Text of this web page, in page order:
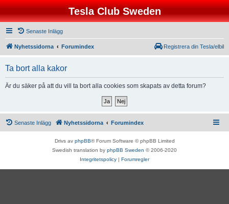
Tesla Club Sweden
Senaste Inlägg
Nyhetssidorna Forumindex Registrera din Tesla/elbil
Ta bort alla kakor
Är du säker på att du vill ta bort alla cookies som skapats av detta forum?
Senaste Inlägg Nyhetssidorna Forumindex
Drivs av phpBB® Forum Software © phpBB Limited
Swedish translation by phpBB Sweden © 2006-2020
Integritetspolicy | Forumregler